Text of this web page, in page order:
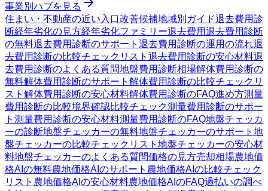
事業別ハブを見る
住まい・不動産の近い入口改善候補地域別ガイド退去費用診
断経年劣化の見方経年劣化ファミリー退去費用退去費用診断
の無料退去費用診断のサポート 退去費用診断の運用の流れ退
去費用診断の比較チェックリスト 退去費用診断の安心材料退
去費用診断のよくある質問地盤費用診断相場解体費用診断の
無料解体費用診断のサポート 解体費用診断の比較チェックリ
スト 解体費用診断の安心材料解体費用診断のFAQ進め方測量
費用診断の比較境界確認比較チェック測量費用診断のサポー
ト 測量費用診断の安心材料測量費用診断のFAQ地盤チェッカ
ーの診断地盤チェッカーの無料地盤チェッカーのサポート 地
盤チェッカーの比較チェックリスト 地盤チェッカーの安心材
料地盤チェッカーのよくある質問価格の見方売却相場農地価
格AIの無料農地価格AIのサポート 農地価格AIの比較チェック
リスト 農地価格AIの安心材料農地価格AIのFAQ過払いの調べ